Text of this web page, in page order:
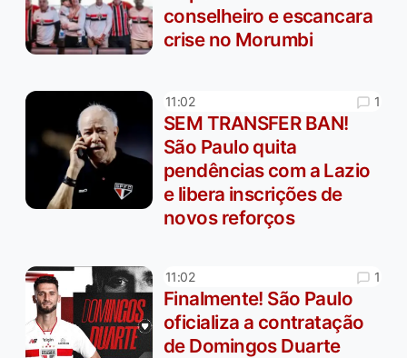
conselheiro e escancara
crise no Morumbi
11:02 1
SEM TRANSFER BAN!
São Paulo quita
pendências com a Lazio
e libera inscrições de
novos reforços
11:02 1
Finalmente! São Paulo
oficializa a contratação
de Domingos Duarte